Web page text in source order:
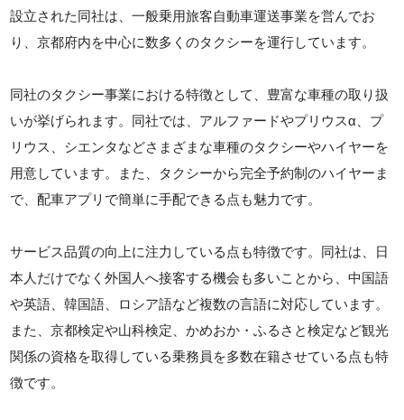
設立された同社は、一般乗用旅客自動車運送事業を営んでお
り、京都府内を中心に数多くのタクシーを運行しています。
同社のタクシー事業における特徴として、豊富な車種の取り扱
いが挙げられます。同社では、アルファードやプリウスα、プ
リウス、シエンタなどさまざまな車種のタクシーやハイヤーを
用意しています。また、タクシーから完全予約制のハイヤーま
で、配車アプリで簡単に手配できる点も魅力です。
サービス品質の向上に注力している点も特徴です。同社は、日
本人だけでなく外国人へ接客する機会も多いことから、中国語
や英語、韓国語、ロシア語など複数の言語に対応しています。
また、京都検定や山科検定、かめおか・ふるさと検定など観光
関係の資格を取得している乗務員を多数在籍させている点も特
徴です。